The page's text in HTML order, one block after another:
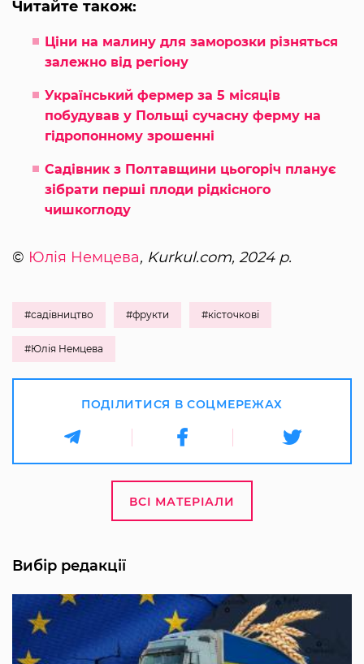
Читайте також:
Ціни на малину для заморозки різняться
залежно від регіону
Український фермер за 5 місяців
побудував у Польщі сучасну ферму на
гідропонному зрошенні
Садівник з Полтавщини цьогоріч планує
зібрати перші плоди рідкісного
чишкоглоду
© Юлія Немцева, Kurkul.com, 2024 р.
#садівництво #фрукти #кісточкові
#Юлія Немцева
ПОДІЛИТИСЯ В СОЦМЕРЕЖАХ
ВСІ МАТЕРІАЛИ
Вибір редакції